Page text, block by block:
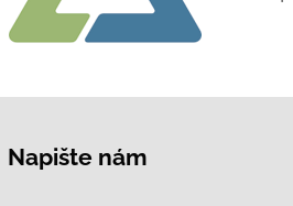
Napište nám